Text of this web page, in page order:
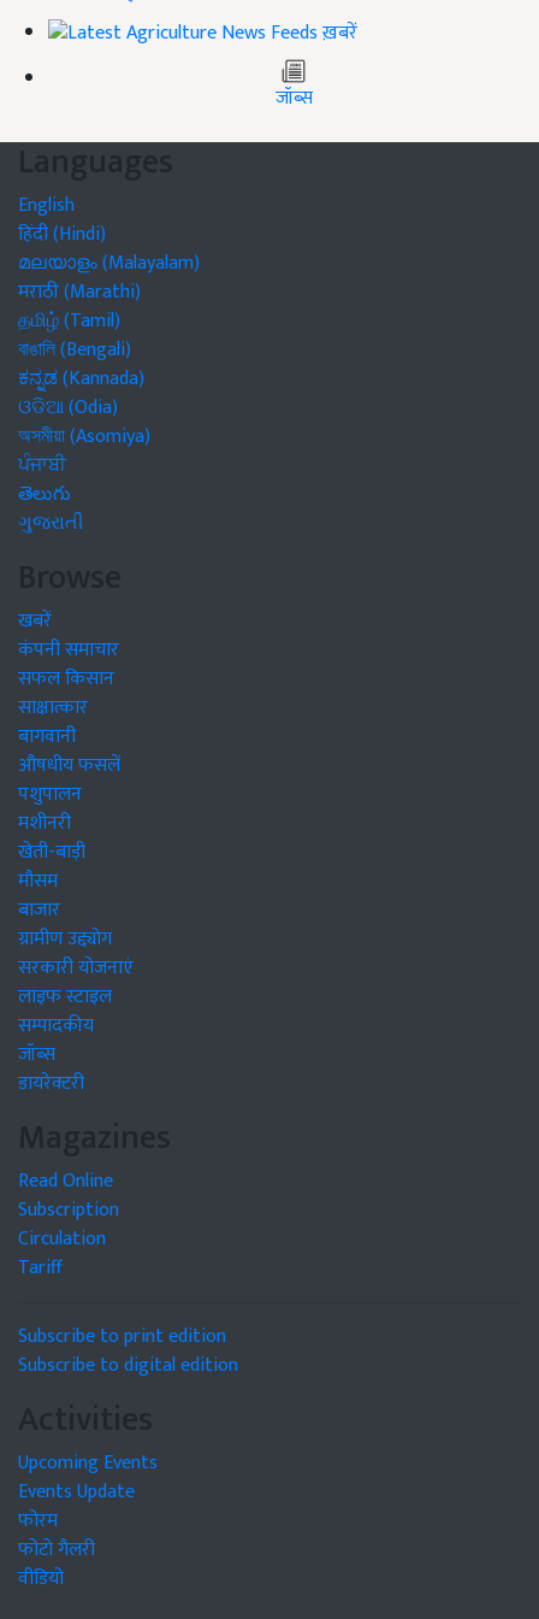
ख़बरें
जॉब्स
Languages
English
हिंदी (Hindi)
മലയാളം (Malayalam)
मराठी (Marathi)
தமிழ் (Tamil)
বাঙালি (Bengali)
ಕನ್ನಡ (Kannada)
ଓଡିଆ (Odia)
অসমীয়া (Asomiya)
ਪੰਜਾਬੀ
తెలుగు
ગુજરાતી
Browse
खबरें
कंपनी समाचार
सफल किसान
साक्षात्कार
बागवानी
औषधीय फसलें
पशुपालन
मशीनरी
खेती-बाड़ी
मौसम
बाजार
ग्रामीण उद्द्योग
सरकारी योजनाएं
लाइफ स्टाइल
सम्पादकीय
जॉब्स
डायरेक्टरी
Magazines
Read Online
Subscription
Circulation
Tariff
Subscribe to print edition
Subscribe to digital edition
Activities
Upcoming Events
Events Update
फोरम
फोटो गैलरी
वीडियो